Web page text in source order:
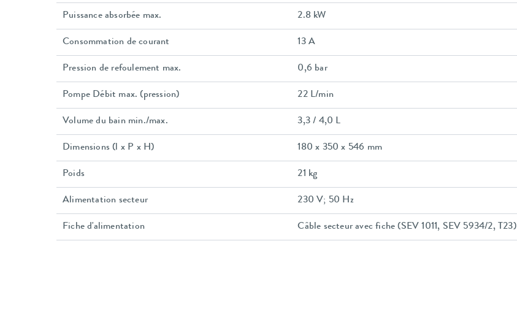
Puissance absorbée max. 2.8 kW
Consommation de courant 13 A
Pression de refoulement max. 0,6 bar
Pompe Débit max. (pression) 22 L/min
Volume du bain min./max. 3,3 / 4,0 L
Dimensions (l x P x H) 180 x 350 x 546 mm
Poids 21 kg
Alimentation secteur 230 V; 50 Hz
Fiche d'alimentation Câble secteur avec fiche (SEV 1011, SEV 5934/2, T23)